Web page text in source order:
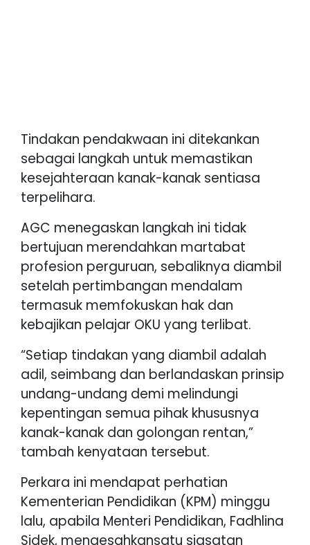
Tindakan pendakwaan ini ditekankan
sebagai langkah untuk memastikan
kesejahteraan kanak-kanak sentiasa
terpelihara.
AGC menegaskan langkah ini tidak
bertujuan merendahkan martabat
profesion perguruan, sebaliknya diambil
setelah pertimbangan mendalam
termasuk memfokuskan hak dan
kebajikan pelajar OKU yang terlibat.
“Setiap tindakan yang diambil adalah
adil, seimbang dan berlandaskan prinsip
undang-undang demi melindungi
kepentingan semua pihak khususnya
kanak-kanak dan golongan rentan,”
tambah kenyataan tersebut.
Perkara ini mendapat perhatian
Kementerian Pendidikan (KPM) minggu
lalu, apabila Menteri Pendidikan, Fadhlina
Sidek, mengesahkansatu siasatan